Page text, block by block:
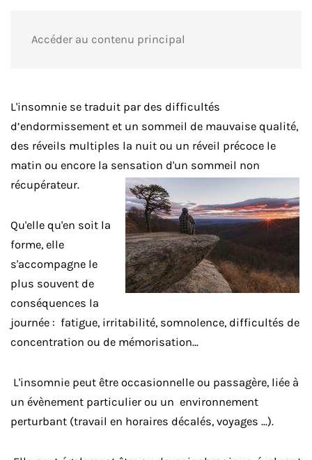
Accéder au contenu principal
L'insomnie se traduit par des difficultés
d’endormissement et un sommeil de mauvaise qualité,
des réveils multiples la nuit ou un réveil précoce le
matin ou encore la sensation d'un sommeil non
récupérateur.
Qu'elle qu'en soit la
forme, elle
s'accompagne le
plus souvent de
conséquences la
journée : fatigue, irritabilité, somnolence, difficultés de
concentration ou de mémorisation...
L'insomnie peut être occasionnelle ou passagère, liée à
un évènement particulier ou un environnement
perturbant (travail en horaires décalés, voyages ...).